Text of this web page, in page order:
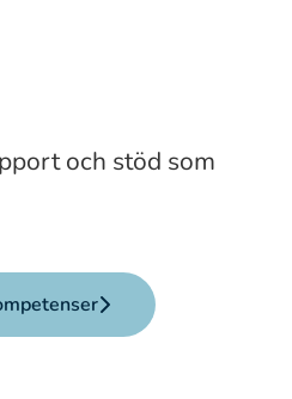
jobb, praktik,
och stöd som